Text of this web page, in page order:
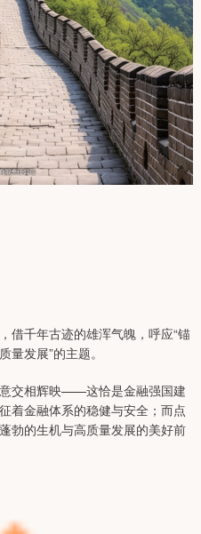
借千年古迹的雄浑气魄，呼应“锚
发展”的主题。
交相辉映——这恰是金融强国建
着金融体系的稳健与安全；而点
勃的生机与高质量发展的美好前